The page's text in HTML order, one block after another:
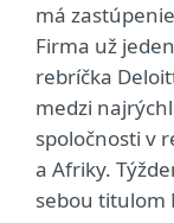
má
Firma už
rebríčka
medzi
spoločnosti v
a Afriky.
sebou titulom